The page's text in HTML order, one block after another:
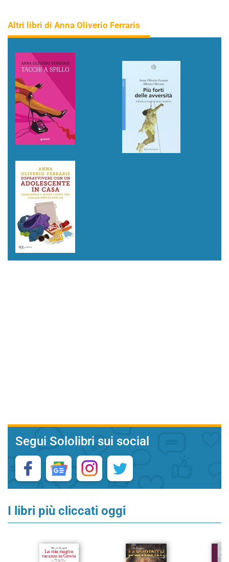
Altri libri di Anna Oliverio Ferraris
Segui Sololibri sui social
I libri più cliccati oggi